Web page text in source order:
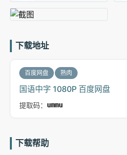
下载地址
百度网盘 熟肉
国语中字 1080P 百度网盘
提取码： ummu
下载帮助